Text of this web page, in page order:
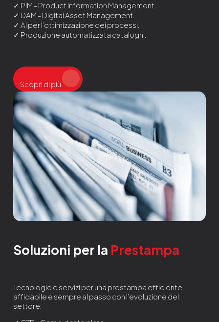
✓ PIM - Product Information Management.
✓ DAM - Digital Asset Management.
✓ AI per l’ottimizzazione dei processi.
✓ Produzione automatizzata cataloghi.
Scopri di più
Soluzioni per la Prestampa
Tecnologie e servizi per una prestampa efficiente,
affidabile e sempre al passo con l’evoluzione del
settore: